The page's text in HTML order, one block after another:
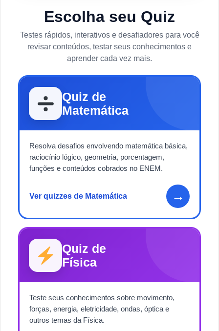
Escolha seu Quiz
Testes rápidos, interativos e desafiadores para você
revisar conteúdos, testar seus conhecimentos e
aprender cada vez mais.
Quiz de
Matemática
Resolva desafios envolvendo matemática básica,
raciocínio lógico, geometria, porcentagem,
funções e conteúdos cobrados no ENEM.
Ver quizzes de Matemática →
Quiz de
Física
Teste seus conhecimentos sobre movimento,
forças, energia, eletricidade, ondas, óptica e
outros temas da Física.